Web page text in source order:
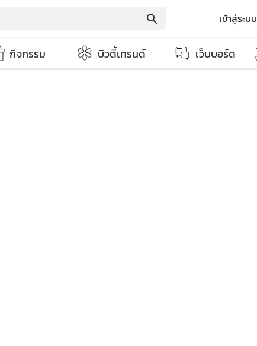
search เข้าสู่ระบบ
กิจกรรม บิวตี้เทรนด์ เว็บบอร์ด